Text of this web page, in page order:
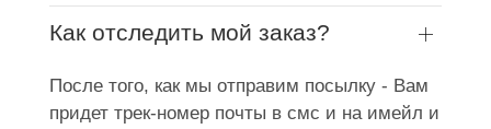
Как отследить мой заказ?
После того, как мы отправим посылку - Вам
придет трек-номер почты в смс и на имейл и